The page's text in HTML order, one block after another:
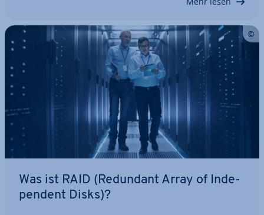
Was ist RAID (Redundant Array of In­de­
pen­dent Disks)?